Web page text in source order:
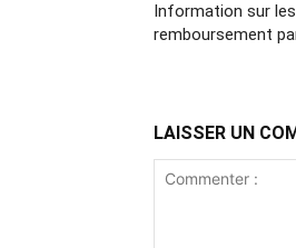
Information sur
remboursement
LAISSER UN